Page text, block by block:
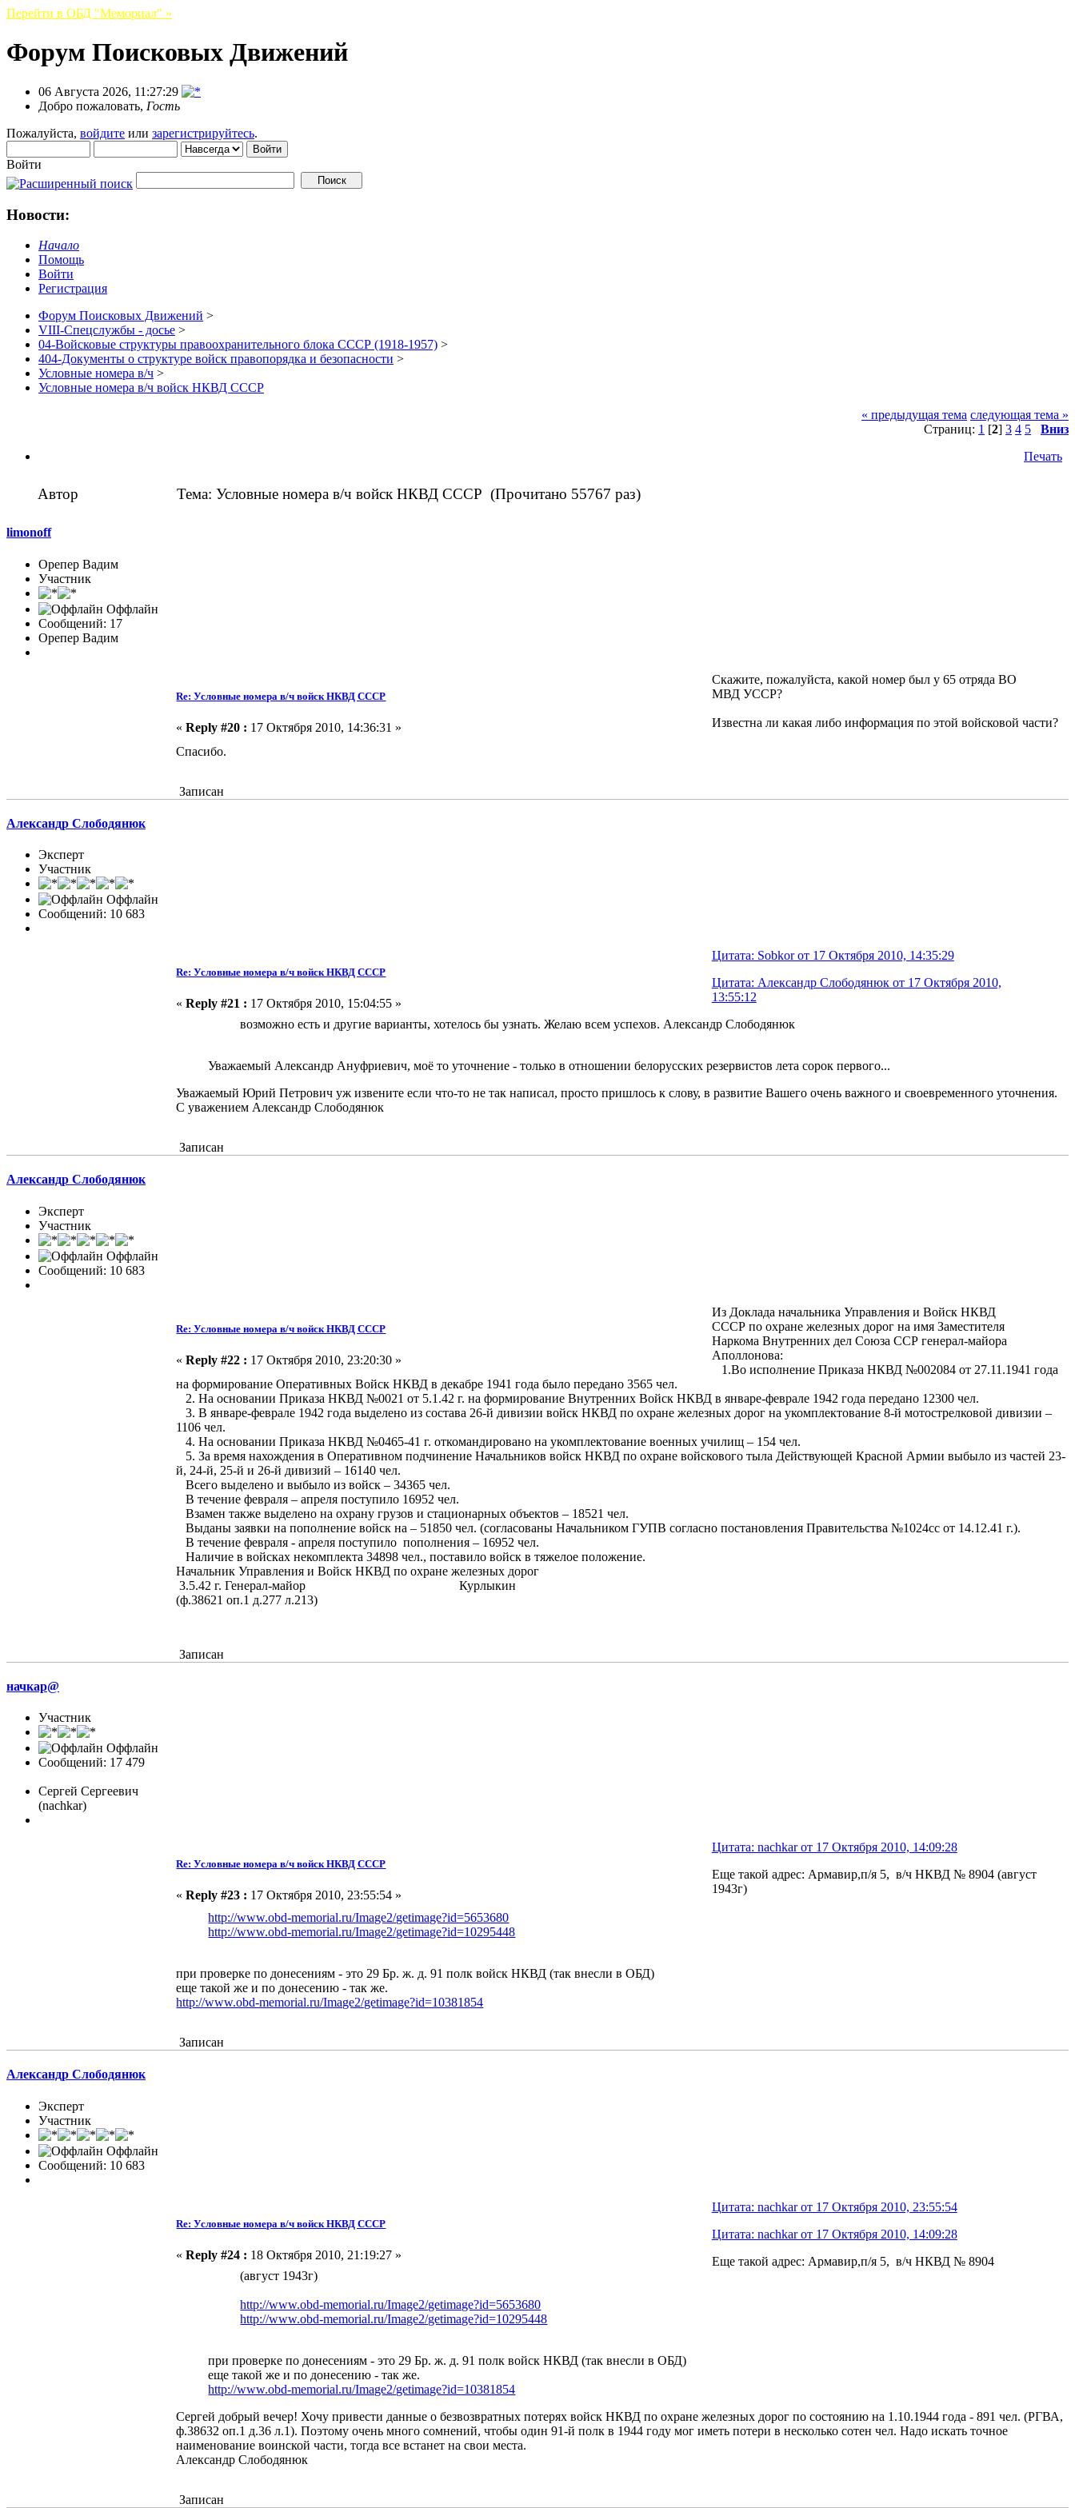
Перейти в ОБД "Мемориал" »
Форум Поисковых Движений
06 Августа 2026, 11:27:29
Добро пожаловать, Гость
Пожалуйста, войдите или зарегистрируйтесь.
Войти
Новости:
Начало
Помощь
Войти
Регистрация
Форум Поисковых Движений >
VIII-Спецслужбы - досье >
04-Войсковые структуры правоохранительного блока СССР (1918-1957) >
404-Документы о структуре войск правопорядка и безопасности >
Условные номера в/ч >
Условные номера в/ч войск НКВД СССР
« предыдущая тема следующая тема »
Страниц: 1 [2] 3 4 5
Вниз
Печать
Автор Тема: Условные номера в/ч войск НКВД СССР (Прочитано 55767 раз)
limonoff
Орепер Вадим
Участник
Оффлайн
Сообщений: 17
Орепер Вадим
Re: Условные номера в/ч войск НКВД СССР
«Reply #20 : 17 Октября 2010, 14:36:31 »
Скажите, пожалуйста, какой номер был у 65 отряда ВО
МВД УССР?
Известна ли какая либо информация по этой войсковой части?
Спасибо.
Записан
Александр Слободянюк
Эксперт
Участник
Оффлайн
Сообщений: 10 683
Re: Условные номера в/ч войск НКВД СССР
«Reply #21 : 17 Октября 2010, 15:04:55 »
Цитата: Sobkor от 17 Октября 2010, 14:35:29
Цитата: Александр Слободянюк от 17 Октября 2010,
13:55:12
возможно есть и другие варианты, хотелось бы узнать. Желаю всем успехов. Александр Слободянюк
Уважаемый Александр Ануфриевич, моё то уточнение - только в отношении белорусских резервистов лета сорок первого...
Уважаемый Юрий Петрович уж извените если что-то не так написал, просто пришлось к слову, в развитие Вашего очень важного и своевременного уточнения.
С уважением Александр Слободянюк
Записан
Александр Слободянюк
Эксперт
Участник
Оффлайн
Сообщений: 10 683
Re: Условные номера в/ч войск НКВД СССР
«Reply #22 : 17 Октября 2010, 23:20:30 »
Из Доклада начальника Управления и Войск НКВД
СССР по охране железных дорог на имя Заместителя
Наркома Внутренних дел Союза ССР генерал-майора
Аполлонова:
1.Во исполнение Приказа НКВД №002084 от 27.11.1941 года
на формирование Оперативных Войск НКВД в декабре 1941 года было передано 3565 чел.
2. На основании Приказа НКВД №0021 от 5.1.42 г. на формирование Внутренних Войск НКВД в январе-феврале 1942 года передано 12300 чел.
3. В январе-феврале 1942 года выделено из состава 26-й дивизии войск НКВД по охране железных дорог на укомплектование 8-й мотострелковой дивизии –
1106 чел.
4. На основании Приказа НКВД №0465-41 г. откомандировано на укомплектование военных училищ – 154 чел.
5. За время нахождения в Оперативном подчинение Начальников войск НКВД по охране войскового тыла Действующей Красной Армии выбыло из частей 23-
й, 24-й, 25-й и 26-й дивизий – 16140 чел.
Всего выделено и выбыло из войск – 34365 чел.
В течение февраля – апреля поступило 16952 чел.
Взамен также выделено на охрану грузов и стационарных объектов – 18521 чел.
Выданы заявки на пополнение войск на – 51850 чел. (согласованы Начальником ГУПВ согласно постановления Правительства №1024сс от 14.12.41 г.).
В течение февраля - апреля поступило пополнения – 16952 чел.
Наличие в войсках некомплекта 34898 чел., поставило войск в тяжелое положение.
Начальник Управления и Войск НКВД по охране железных дорог
3.5.42 г. Генерал-майор Курлыкин
(ф.38621 оп.1 д.277 л.213)
Записан
начкар@
Участник
Оффлайн
Сообщений: 17 479
Сергей Сергеевич
(nachkar)
Re: Условные номера в/ч войск НКВД СССР
«Reply #23 : 17 Октября 2010, 23:55:54 »
Цитата: nachkar от 17 Октября 2010, 14:09:28
Еще такой адрес: Армавир,п/я 5, в/ч НКВД № 8904 (август
1943г)
http://www.obd-memorial.ru/Image2/getimage?id=5653680
http://www.obd-memorial.ru/Image2/getimage?id=10295448
при проверке по донесениям - это 29 Бр. ж. д. 91 полк войск НКВД (так внесли в ОБД)
еще такой же и по донесению - так же.
http://www.obd-memorial.ru/Image2/getimage?id=10381854
Записан
Александр Слободянюк
Эксперт
Участник
Оффлайн
Сообщений: 10 683
Re: Условные номера в/ч войск НКВД СССР
«Reply #24 : 18 Октября 2010, 21:19:27 »
Цитата: nachkar от 17 Октября 2010, 23:55:54
Цитата: nachkar от 17 Октября 2010, 14:09:28
Еще такой адрес: Армавир,п/я 5, в/ч НКВД № 8904
(август 1943г)
http://www.obd-memorial.ru/Image2/getimage?id=5653680
http://www.obd-memorial.ru/Image2/getimage?id=10295448
при проверке по донесениям - это 29 Бр. ж. д. 91 полк войск НКВД (так внесли в ОБД)
еще такой же и по донесению - так же.
http://www.obd-memorial.ru/Image2/getimage?id=10381854
Сергей добрый вечер! Хочу привести данные о безвозвратных потерях войск НКВД по охране железных дорог по состоянию на 1.10.1944 года - 891 чел. (РГВА,
ф.38632 оп.1 д.36 л.1). Поэтому очень много сомнений, чтобы один 91-й полк в 1944 году мог иметь потери в несколько сотен чел. Надо искать точное
наименование воинской части, тогда все встанет на свои места.
Александр Слободянюк
Записан